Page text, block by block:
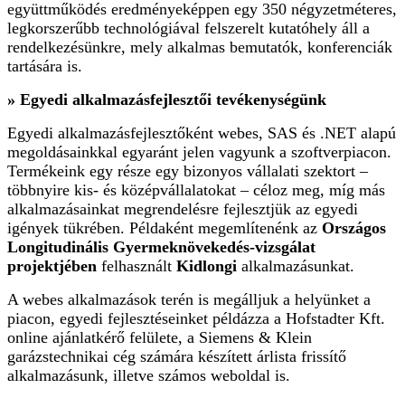
együttműködés eredményeképpen egy 350 négyzetméteres,
legkorszerűbb technológiával felszerelt kutatóhely áll a
rendelkezésünkre, mely alkalmas bemutatók, konferenciák
tartására is.
» Egyedi alkalmazásfejlesztői tevékenységünk
Egyedi alkalmazásfejlesztőként webes, SAS és .NET alapú
megoldásainkkal egyaránt jelen vagyunk a szoftverpiacon.
Termékeink egy része egy bizonyos vállalati szektort –
többnyire kis- és középvállalatokat – céloz meg, míg más
alkalmazásainkat megrendelésre fejlesztjük az egyedi
igények tükrében. Példaként megemlítenénk az Országos
Longitudinális Gyermeknövekedés-vizsgálat
projektjében felhasznált Kidlongi alkalmazásunkat.
A webes alkalmazások terén is megálljuk a helyünket a
piacon, egyedi fejlesztéseinket példázza a Hofstadter Kft.
online ajánlatkérő felülete, a Siemens & Klein
garázstechnikai cég számára készített árlista frissítő
alkalmazásunk, illetve számos weboldal is.